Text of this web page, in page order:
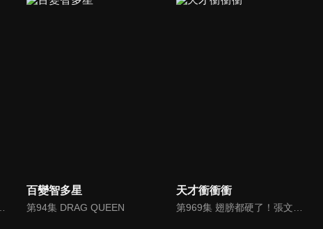
百變智多星
第94集 DRAG QUEEN
天才衝衝衝